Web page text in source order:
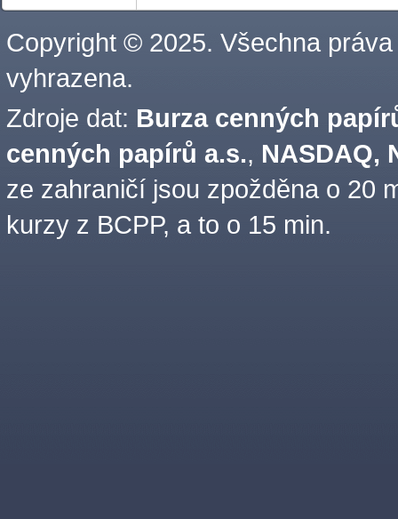
Copyright © 2025. Všechna práva
vyhrazena.
Zdroje dat: Burza cenných
cenných papírů a.s., NASDAQ,
ze zahraničí jsou zpožděna o 20
kurzy z BCPP, a to o 15 min.